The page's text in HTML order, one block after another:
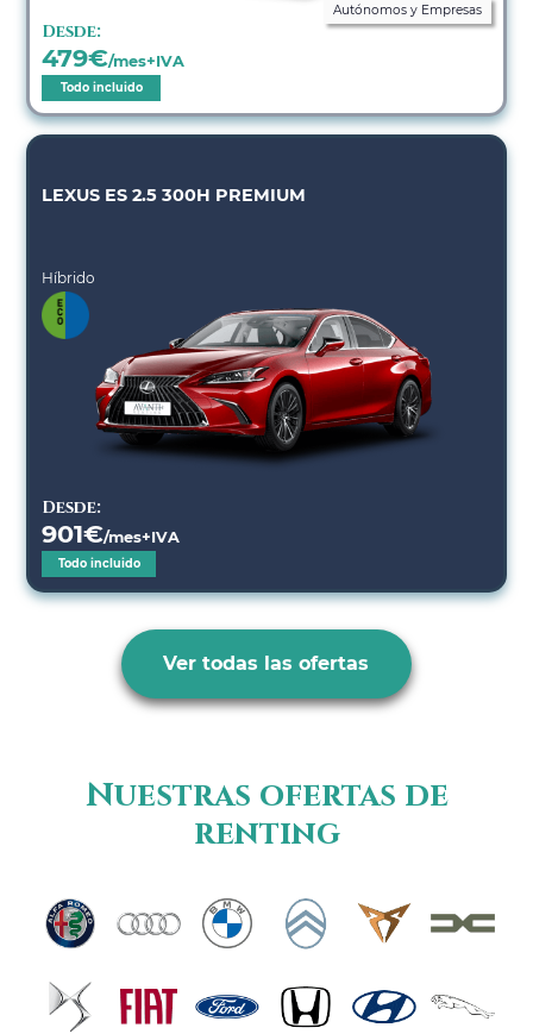
Autónomos y Empresas
Desde:
479€/mes+IVA
Todo incluido
LEXUS ES 2.5 300H PREMIUM
Híbrido
Desde:
901€/mes+IVA
Todo incluido
Ver todas las ofertas
Nuestras ofertas de
renting